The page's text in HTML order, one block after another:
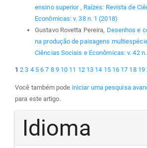
ensino superior , Raízes: Revista de
Econômicas: v. 38 n. 1 (2018)
Gustavo Rovetta Pereira, Desenhos e
na produção de paisagens
Ciências Sociais e Econômicas: v. 42
1 2 3 4 5 6 7 8 9 10 11 12 13 14 15 16 17 18 19
Você também pode iniciar uma pesquisa
para este artigo.
Idioma